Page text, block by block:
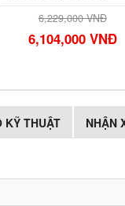
6,229,000 VNĐ
6,104,000 VNĐ
KỸ THUẬT NHẬN